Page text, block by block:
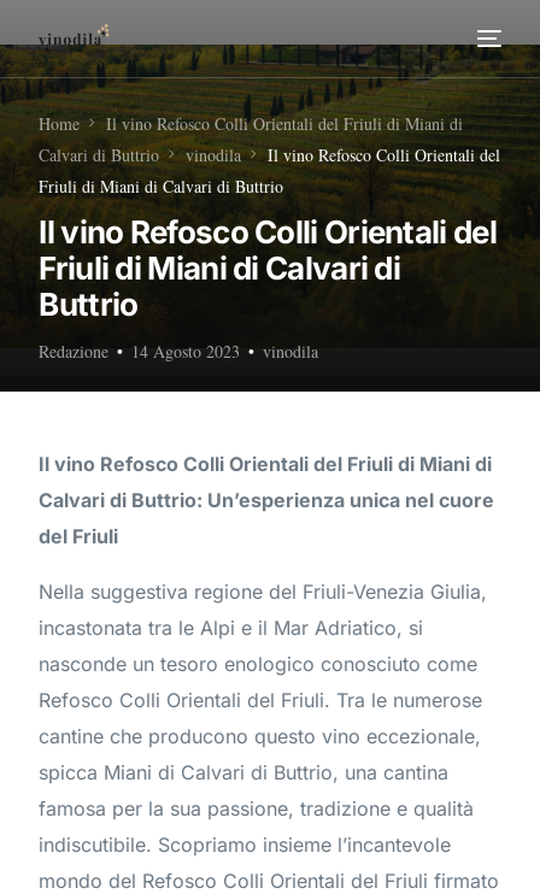
Home
Il vino Refosco Colli Orientali del Friuli di Miani di
Calvari di Buttrio
vinodila
Il vino Refosco Colli Orientali del
Friuli di Miani di Calvari di Buttrio
Il vino Refosco Colli Orientali del
Friuli di Miani di Calvari di
Buttrio
Redazione 14 Agosto 2023 vinodila
Il vino Refosco Colli Orientali del Friuli di Miani di
Calvari di Buttrio: Un’esperienza unica nel cuore
del Friuli
Nella suggestiva regione del Friuli-Venezia Giulia,
incastonata tra le Alpi e il Mar Adriatico, si
nasconde un tesoro enologico conosciuto come
Refosco Colli Orientali del Friuli. Tra le numerose
cantine che producono questo vino eccezionale,
spicca Miani di Calvari di Buttrio, una cantina
famosa per la sua passione, tradizione e qualità
indiscutibile. Scopriamo insieme l’incantevole
mondo del Refosco Colli Orientali del Friuli firmato
Home
Tour Enogastronomici
Diventa nostro Partner